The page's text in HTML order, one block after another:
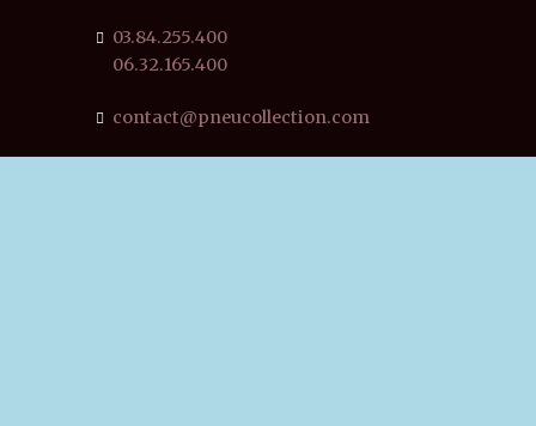
03.84.255.400
06.32.165.400
contact@pneucollection.com